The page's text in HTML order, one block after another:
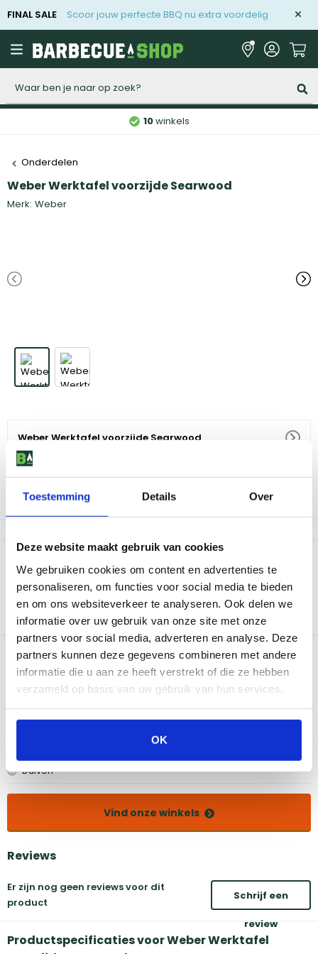
Toestemming Details Over
Deze website maakt gebruik van cookies
We gebruiken cookies om content en advertenties te
personaliseren, om functies voor social media te bieden
en om ons websiteverkeer te analyseren. Ook delen we
informatie over uw gebruik van onze site met onze
partners voor social media, adverteren en analyse. Deze
partners kunnen deze gegevens combineren met andere
informatie die u aan ze heeft verstrekt of die ze hebben
verzameld op basis van uw gebruik van hun services.
OK
FINAL SALE Scoor jouw perfecte BBQ nu extra voordelig
10winkels
Onderdelen
Weber Werktafel voorzijde Searwood
Merk: Weber
Weber Werktafel voorzijde Searwood
89,99
Niet op voorraad
Deze stalen inklapbare werktafel aan de voorzijde zorgt voor
extra werkruimte. Kan gewicht tot 13 kg dragen zoals voedsel en
BBQ benodigdheden zoals tangen, spatels en snijplanken.
Bekijk dit product in onze winkels
Amsterdam
Breda
Duiven
Eindhoven
Groningen
Vind onze winkels
Reviews
Er zijn nog geen reviews voor dit
product
Schrijf een
review
Productspecificaties voor Weber Werktafel